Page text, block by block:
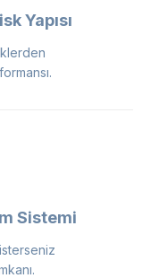
Yapısı
Sistemi